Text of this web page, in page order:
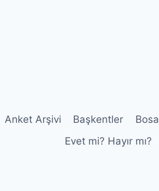
Anket Arşivi Başkentler Bosa
Evet mi? Hayır mı?